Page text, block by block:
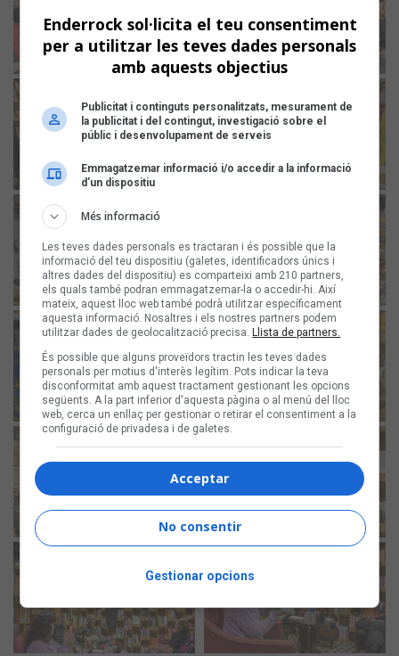
Enderrock sol·licita el teu consentiment
per a utilitzar les teves dades personals
amb aquests objectius
Publicitat i continguts personalitzats, mesurament de
la publicitat i del contingut, investigació sobre el
públic i desenvolupament de serveis
Emmagatzemar informació i/o accedir a la informació
d’un dispositiu
Més informació
Les teves dades personals es tractaran i és possible que la
informació del teu dispositiu (galetes, identificadors únics i
altres dades del dispositiu) es comparteixi amb 210 partners,
els quals també podran emmagatzemar-la o accedir-hi. Així
mateix, aquest lloc web també podrà utilitzar específicament
aquesta informació. Nosaltres i els nostres partners podem
utilitzar dades de geolocalització precisa. Llista de partners.
És possible que alguns proveïdors tractin les teves dades
personals per motius d'interès legítim. Pots indicar la teva
disconformitat amb aquest tractament gestionant les opcions
següents. A la part inferior d'aquesta pàgina o al menú del lloc
web, cerca un enllaç per gestionar o retirar el consentiment a la
configuració de privadesa i de galetes.
Acceptar
No consentir
Gestionar opcions